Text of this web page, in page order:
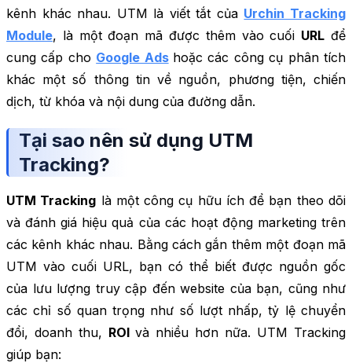
kênh khác nhau. UTM là viết tắt của Urchin Tracking
Module, là một đoạn mã được thêm vào cuối URL để
cung cấp cho Google Ads hoặc các công cụ phân tích
khác một số thông tin về nguồn, phương tiện, chiến
dịch, từ khóa và nội dung của đường dẫn.
Tại sao nên sử dụng UTM
Tracking?
UTM Tracking là một công cụ hữu ích để bạn theo dõi
và đánh giá hiệu quả của các hoạt động marketing trên
các kênh khác nhau. Bằng cách gắn thêm một đoạn mã
UTM vào cuối URL, bạn có thể biết được nguồn gốc
của lưu lượng truy cập đến website của bạn, cũng như
các chỉ số quan trọng như số lượt nhấp, tỷ lệ chuyển
đổi, doanh thu, ROI và nhiều hơn nữa. UTM Tracking
giúp bạn: